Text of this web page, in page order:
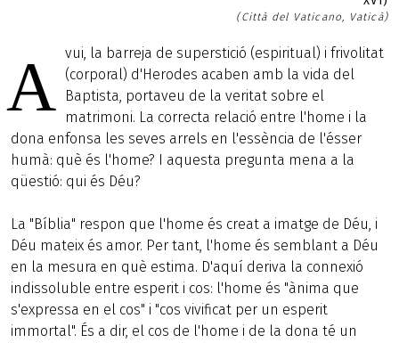
(Città del Vaticano, Vaticà)
A vui, la barreja de superstició (espiritual) i frivolitat
(corporal) d'Herodes acaben amb la vida del
Baptista, portaveu de la veritat sobre el
matrimoni. La correcta relació entre l'home i la
dona enfonsa les seves arrels en l'essència de l'ésser
humà: què és l'home? I aquesta pregunta mena a la
qüestió: qui és Déu?
La "Bíblia" respon que l'home és creat a imatge de Déu, i
Déu mateix és amor. Per tant, l'home és semblant a Déu
en la mesura en què estima. D'aquí deriva la connexió
indissoluble entre esperit i cos: l'home és "ànima que
s'expressa en el cos" i "cos vivificat per un esperit
immortal". És a dir, el cos de l'home i de la dona té un